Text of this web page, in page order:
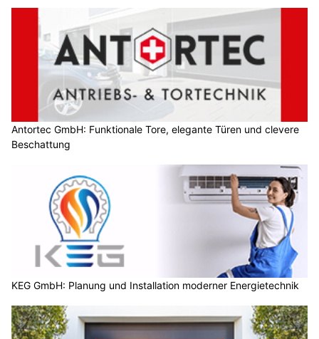
Antortec GmbH: Funktionale Tore, elegante Türen und clevere
Beschattung
KEG GmbH: Planung und Installation moderner Energietechnik